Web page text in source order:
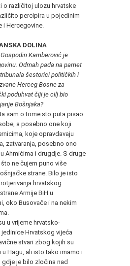
o različitoj ulozu hrvatske
percipira u pojedinim
i Hercegovine.
DOLINA
Gospodin Kamberović je
Odmah pada na pamet
šestorici političkih i
Herceg Bosne za
poduhvat čiji je cilj bio
Bošnjaka?
sam o tome sto puta pisao.
a posebno one koji
koje opravdavaju
zatvaranja, posebno ono
Ahmićima i drugdje. S druge
ne čujem puno više
strane. Bilo je isto
hrvatskog
Armije BiH u
oko Busovače i na nekim
u vrijeme hrvatsko-
Hrvatskog vijeća
stvari zbog kojih su
Hagu, ali isto tako imamo i
je bilo zločina nad